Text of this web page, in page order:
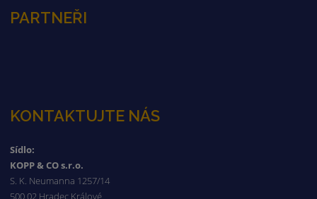
PARTNEŘI
KONTAKTUJTE NÁS
Sídlo:
KOPP & CO s.r.o.
S. K. Neumanna 1257/14
500 02 Hradec Králové